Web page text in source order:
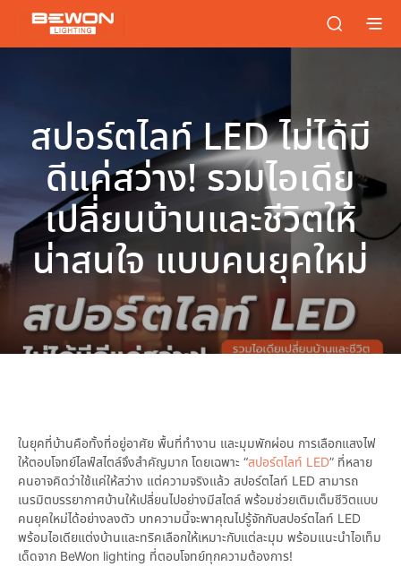
สปอร์ตไลท์ LED ไม่ได้มี
ดีแค่สว่าง! รวมไอเดีย
เปลี่ยนบ้านและชีวิตให้
น่าสนใจ แบบคนยุคใหม่
ในยุคที่บ้านคือทั้งที่อยู่อาศัย พื้นที่ทำงาน และมุมพักผ่อน การเลือกแสงไฟ
ให้ตอบโจทย์ไลฟ์สไตล์จึงสำคัญมาก โดยเฉพาะ “สปอร์ตไลท์ LED” ที่หลาย
คนอาจคิดว่าใช้แค่ให้สว่าง แต่ความจริงแล้ว สปอร์ตไลท์ LED สามารถ
เนรมิตบรรยากาศบ้านให้เปลี่ยนไปอย่างมีสไตล์ พร้อมช่วยเติมเต็มชีวิตแบบ
คนยุคใหม่ได้อย่างลงตัว บทความนี้จะพาคุณไปรู้จักกับสปอร์ตไลท์ LED
พร้อมไอเดียแต่งบ้านและทริคเลือกให้เหมาะกับแต่ละมุม พร้อมแนะนำไอเท็ม
เด็ดจาก BeWon lighting ที่ตอบโจทย์ทุกความต้องการ!